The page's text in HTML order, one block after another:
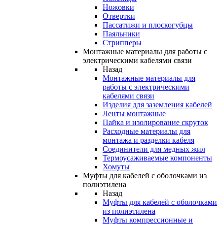
Ножовки
Отвертки
Пассатижи и плоскогубцы
Паяльники
Стрипперы
Монтажные материалы для работы с
электрическими кабелями связи
Назад
Монтажные материалы для
работы с электрическими
кабелями связи
Изделия для заземления кабелей
Ленты монтажные
Пайка и изолирование скруток
Расходные материалы для
монтажа и разделки кабеля
Соединители для медных жил
Термоусаживаемые компоненты
Хомуты
Муфты для кабелей с оболочками из
полиэтилена
Назад
Муфты для кабелей с оболочками
из полиэтилена
Муфты компрессионные и